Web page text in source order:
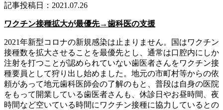
記事投稿日：2021.07.26
ワクチン接種拡大が最優先→歯科医の支援
2021年新型コロナの新規感染は止まりません。国はワクチン
接種数を拡大させることを最優先とし、通常は口腔内にしか
注射を打つことが認められていない歯医者さんをワクチン接
種要員として狩り出し始めました。地元の市町村等からの依
頼があって地元歯科医師会の了解のもと、普段は自身の医院
をもって開業している歯医者さんも、休診日やお昼時間、夜
時間など空いている時間にワクチン接種に協力しているとの